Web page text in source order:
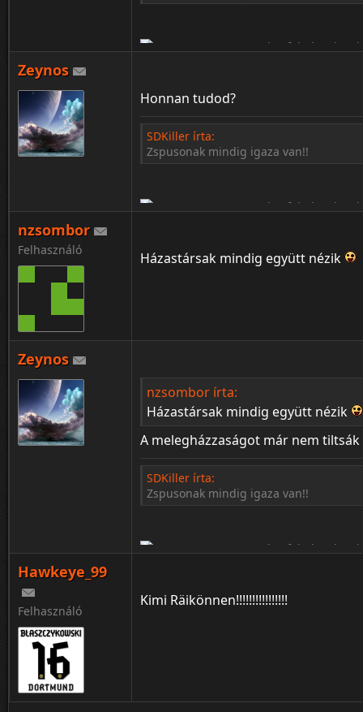
¦ ™ ® © ↑ ♂ ▬ ╝ ↔ ╣ ═ › ↓ ± · ← → ∟ ↨ ◄
Zeynos
Honnan tudod?
SDKiller írta:
Zspusonak mindig igaza van!!
nzsombor
Felhasználó Házastársak mindig együtt nézik
Zeynos
nzsombor írta:
Házastársak mindig együtt nézik
A melegházzaságot már nem
SDKiller írta:
Zspusonak mindig igaza van!!
Hawkeye_99
Felhasználó
Kimi Räikönnen!!!!!!!!!!!!!!!!